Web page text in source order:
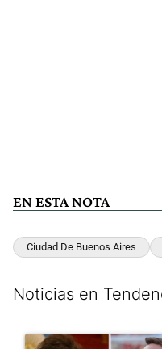
EN ESTA NOTA
Ciudad De Buenos Aires
Noticias en
Un artículo de tendencia